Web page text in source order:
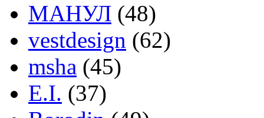
МАНУЛ (48)
vestdesign (62)
msha (45)
E.I. (37)